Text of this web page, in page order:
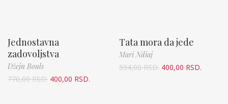
Jednostavna
zadovoljstva
Džejn Bouls
770,00RSD. 400,00 RSD.
Tata mora da jede
Mari Ndiaj
594,00RSD. 400,00 RSD.